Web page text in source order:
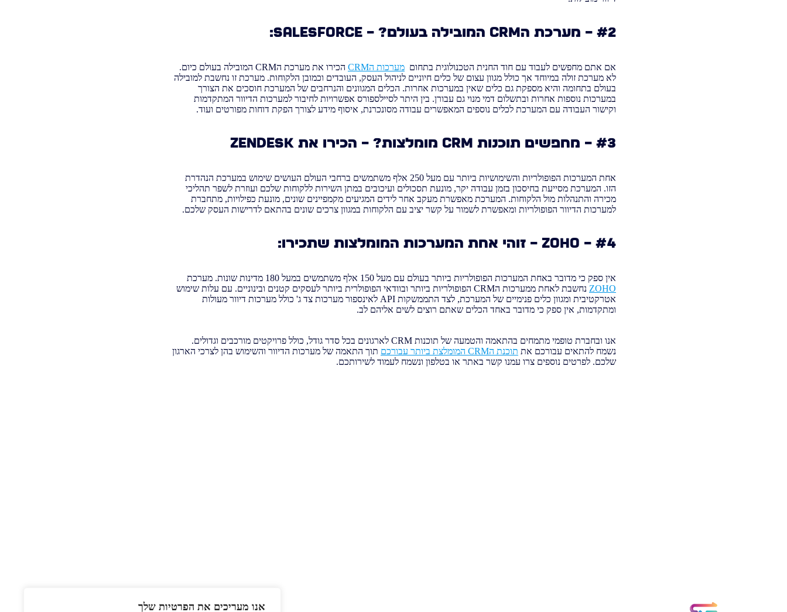
אנו מעריכים את הפרטיות שלך
#2 – מערכת הCRM המובילה בעולם? – SALESFORCE:
אם אתם מחפשים לעבוד עם חוד החנית הטכנולוגית בתחום מערכות הCRM
הכירו את מערכת הCRM המובילה בעולם כיום.
לא מערכת זולה במיוחד אך כולל מגוון עצום של כלים חיוניים לניהול העסק, העובדים וכמובן הלקוחות. מערכת זו נחשבת למובילה
בעולם בתחומה והיא מספקת גם כלים שאין במערכות אחרות. הכלים המגוונים והנרחבים של המערכת חוסכים את הצורך
במערכות נוספות אחרות ובתשלום דמי מנוי גם עבורן. בין היתר לסיילספורס אפשרויות לחיבור למערכות הדיוור המתקדמות
וקישור העבודה עם המערכת לכלים נוספים המאפשרים עבודה מסונכרנת, איסוף מידע לצורך הפקת דוחות מפורטים ועוד.
#3 – מחפשים תוכנות CRM מומלצות? – הכירו את ZENDESK
אחת המערכות הפופולריות והשימושיות ביותר עם מעל 250 אלף משתמשים ברחבי העולם העושים שימוש במערכת הנהדרת
הזו. המערכת מסייעת בחיסכון בזמן עבודה יקר, מונעת תסכולים ועיכובים במתן השירות ללקוחות שלכם ועוזרת לשפר תהליכי
מכירה והתנהלות מול הלקוחות. המערכת מאפשרת מעקב אחר לידים המגיעים מקמפיינים שונים, מונעת כפילויות, מתחברת
למערכות הדיוור הפופולריות ומאפשרת לשמור על קשר יציב עם הלקוחות במגוון צרכים שונים בהתאם לדרישות העסק שלכם.
#4 – ZOHO – זוהי אחת המערכות המומלצות שתכירו:
אין ספק כי מדובר באחת המערכות הפופולריות ביותר בעולם עם מעל 150 אלף משתמשים במעל 180 מדינות שונות. מערכת
ZOHO
נחשבת לאחת ממערכות הCRM הפופולריות ביותר ובוודאי הפופולרית ביותר לעסקים קטנים ובינוניים. עם עלות שימוש
אטרקטיבית ומגוון כלים פנימיים של המערכת, לצד התממשקות API לאינספור מערכות צד ג' כולל מערכות דיוור מעולות
ומתקדמות, אין ספק כי מדובר באחד הכלים שאתם רוצים לשים אליהם לב.
אנו ובחברת טופמי מתמחים בהתאמה והטמעה של תוכנות CRM לארגונים בכל סדר גודל, כולל פרויקטים מורכבים וגדולים.
נשמח להתאים עבורכם את תוכנת הCRM המומלצת ביותר עבורכם
תוך התאמה של מערכות הדיוור והשימוש בהן לצרכי הארגון
שלכם. לפרטים נוספים צרו עמנו קשר באתר או בטלפון ונשמח לעמוד לשירותכם.